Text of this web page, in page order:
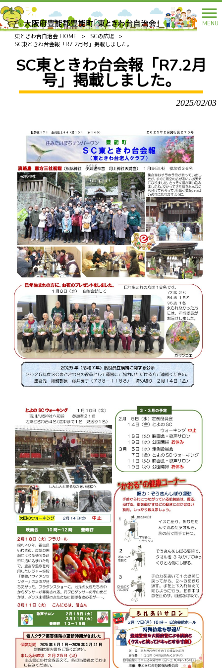
MENU
東ときわ台自治会 HOME
> SCの広場
>
SC東ときわ台会報「R7.2月号」掲載しました。
SC東ときわ台会報「R7.2月
号」掲載しました。
2025/02/03